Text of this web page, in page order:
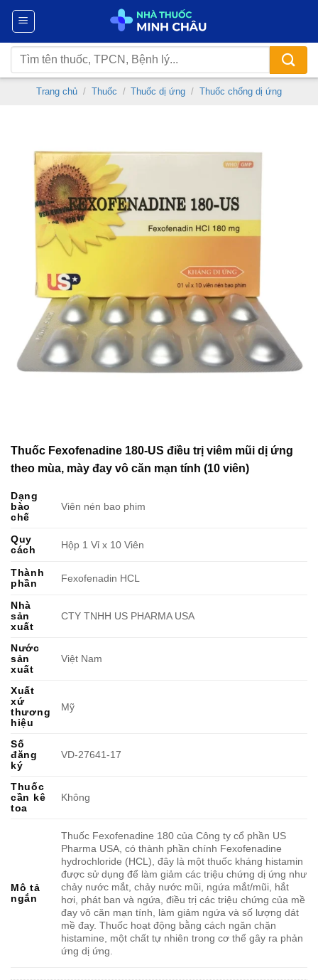
Chuyển
nội
dung
Tìm
kiếm:
Trang chủ / Thuốc / Thuốc dị ứng / Thuốc chống dị ứng
Thuốc Fexofenadine 180-US điều trị viêm mũi dị ứng
theo mùa, mày đay vô căn mạn tính (10 viên)
Dạng
bào
chế
Viên nén bao phim
Quy
cách
Hộp 1 Vỉ x 10 Viên
Thành
phần
Fexofenadin HCL
Nhà
sản
xuất
CTY TNHH US PHARMA USA
Nước
sản
xuất
Việt Nam
Xuất
xứ
thương
hiệu
Mỹ
Số
đăng
ký
VD-27641-17
Thuốc
cần kê
toa
Không
Mô tả
ngắn
Thuốc Fexofenadine 180 của Công ty cổ phần US
Pharma USA, có thành phần chính Fexofenadine
hydrochloride (HCL), đây là một thuốc kháng histamin
được sử dụng để làm giảm các triệu chứng dị ứng như
chảy nước mắt, chảy nước mũi, ngứa mắt/mũi, hắt
hơi, phát ban và ngứa, điều trị các triệu chứng của mề
đay vô căn mạn tính, làm giảm ngứa và số lượng dát
mề đay. Thuốc hoạt động bằng cách ngăn chặn
histamine, một chất tự nhiên trong cơ thể gây ra phản
ứng dị ứng.